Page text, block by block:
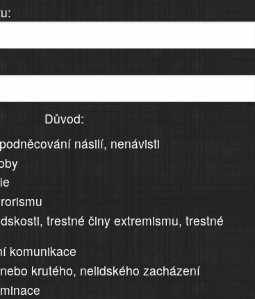
Důvod:
násilí, nenávisti
trestné činy extremismu, trestné
komunikace
krutého, nelidského zacházení